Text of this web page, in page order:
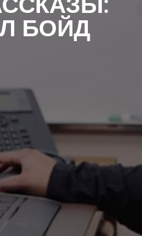
БОЙД